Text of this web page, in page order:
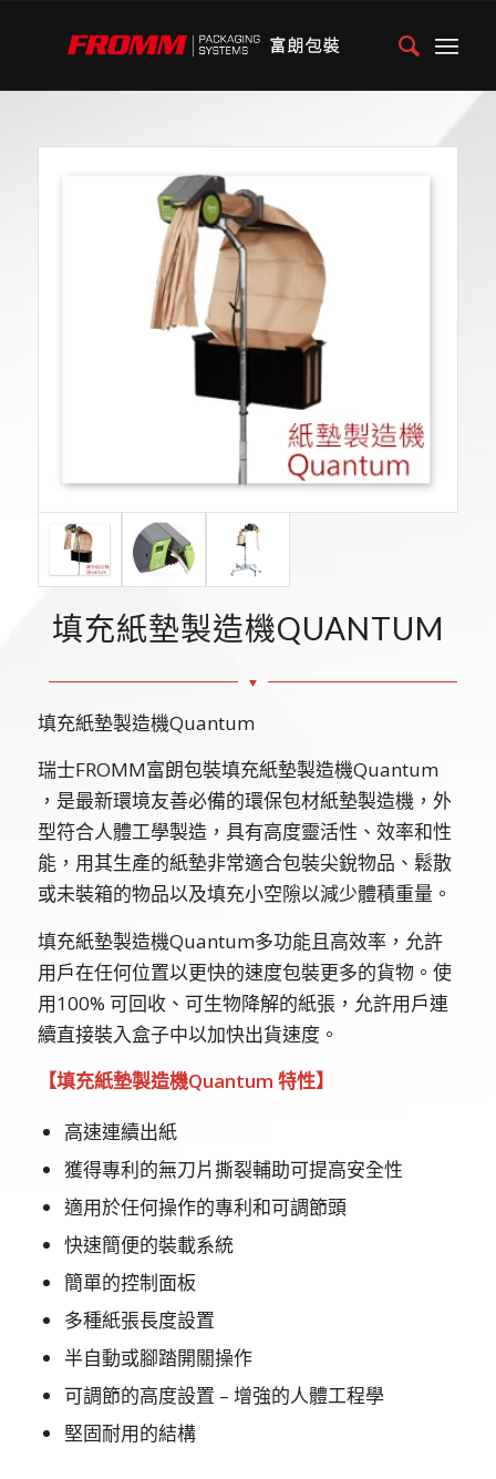
填充紙墊製造機QUANTUM
填充紙墊製造機Quantum
瑞士FROMM富朗包裝填充紙墊製造機Quantum
，是最新環境友善必備的環保包材紙墊製造機，外
型符合人體工學製造，具有高度靈活性、效率和性
能，用其生產的紙墊非常適合包裝尖銳物品、鬆散
或未裝箱的物品以及填充小空隙以減少體積重量。
填充紙墊製造機Quantum多功能且高效率，允許
用戶在任何位置以更快的速度包裝更多的貨物。使
用100% 可回收、可生物降解的紙張，允許用戶連
續直接裝入盒子中以加快出貨速度。
【填充紙墊製造機Quantum 特性】
高速連續出紙
獲得專利的無刀片撕裂輔助可提高安全性
適用於任何操作的專利和可調節頭
快速簡便的裝載系統
簡單的控制面板
多種紙張長度設置
半自動或腳踏開關操作
可調節的高度設置 – 增強的人體工程學
堅固耐用的結構